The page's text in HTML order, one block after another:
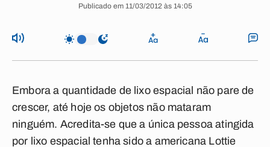
Publicado em 11/03/2012 às 14:05
Embora a quantidade de lixo espacial não pare de
crescer, até hoje os objetos não mataram
ninguém. Acredita-se que a única pessoa atingida
por lixo espacial tenha sido a americana Lottie